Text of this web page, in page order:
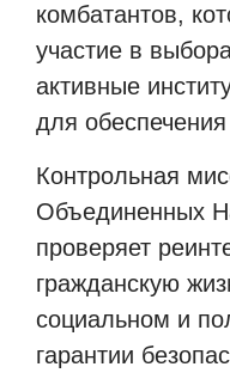
комбатантов,
участие в
активные
для обеспечения
Контрольная
Объединенных
проверяет
гражданскую
социальном и
гарантии